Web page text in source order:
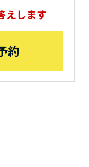
えします
約